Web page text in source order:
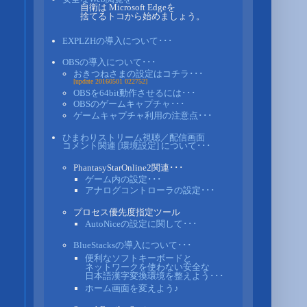
自衛は Microsoft Edgeを
捨てるトコから始めましょう。
EXPLZHの導入について･･･
OBSの導入について･･･
おきつねさまの設定はコチラ･･･
[update 20160501 022752]
OBSを64bit動作させるには･･･
OBSのゲームキャプチャ･･･
ゲームキャプチャ利用の注意点･･･
ひまわりストリーム視聴／配信画面
コメント関連 [環境設定] について･･･
PhantasyStarOnline2関連･･･
ゲーム内の設定･･･
アナログコントローラの設定･･･
プロセス優先度指定ツール
AutoNiceの設定に関して･･･
BlueStacksの導入について･･･
便利なソフトキーボードと
ネットワークを使わない安全な
日本語漢字変換環境を整えよう･･･
ホーム画面を変えよう♪